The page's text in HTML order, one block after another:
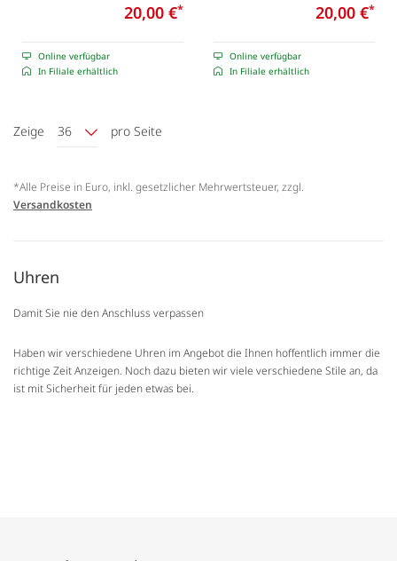
20,00 €*
Online verfügbar
In Filiale erhältlich
20,00 €*
Online verfügbar
In Filiale erhältlich
Zeige 36 pro Seite
*Alle Preise in Euro, inkl. gesetzlicher Mehrwertsteuer, zzgl.
Versandkosten
Uhren
Damit Sie nie den Anschluss verpassen
Haben wir verschiedene Uhren im Angebot die Ihnen hoffentlich immer die
richtige Zeit Anzeigen. Noch dazu bieten wir viele verschiedene Stile an, da
ist mit Sicherheit für jeden etwas bei.